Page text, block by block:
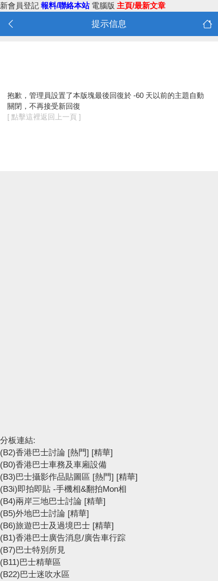
新會員登記 報料/聯絡本站 電腦版 主頁/最新文章
提示信息
抱歉，管理員設置了本版塊最後回復於 -60 天以前的主題自動
關閉，不再接受新回復
[ 點擊這裡返回上一頁 ]
分板連結:
(B2)香港巴士討論 [熱門] [精華]
(B0)香港巴士車務及車廂設備
(B3)巴士攝影作品貼圖區 [熱門] [精華]
(B3i)即拍即貼 -手機相&翻拍Mon相
(B4)兩岸三地巴士討論 [精華]
(B5)外地巴士討論 [精華]
(B6)旅遊巴士及過境巴士 [精華]
(B1)香港巴士廣告消息/廣告車行踪
(B7)巴士特別所見
(B11)巴士精華區
(B22)巴士迷吹水區